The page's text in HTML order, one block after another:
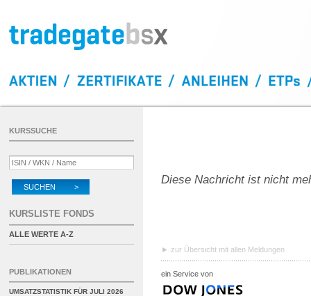
Diese Nachricht ist nicht
zur Übersicht mit allen Meldungen
ein Service von
KURSSUCHE
SUCHEN >
KURSLISTE FONDS
ALLE WERTE A-Z
PUBLIKATIONEN
UMSATZSTATISTIK FÜR JULI 2026